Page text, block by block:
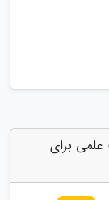
اجتماعی چیست؟ 10 علت علمی برای